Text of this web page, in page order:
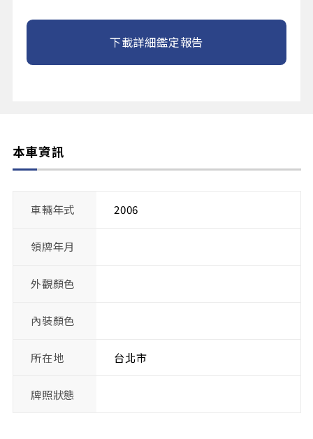
下載詳細鑑定報告
本車資訊
車輛年式 2006
領牌年月
外觀顏色
內裝顏色
所在地 台北市
牌照狀態